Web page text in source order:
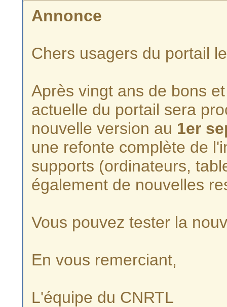
Annonce
Chers usagers du portail
Après vingt ans de bons
actuelle du portail sera
nouvelle version au 1er
une refonte complète de
supports (ordinateurs,
également de nouvelles
Vous pouvez tester la
En vous remerciant,
L'équipe du CNRTL